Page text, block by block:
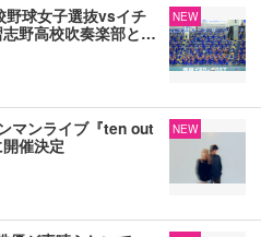
球女子選抜vsイチ
志野高校吹奏楽部と…
NEW
マンライブ『ten out
催決定
NEW